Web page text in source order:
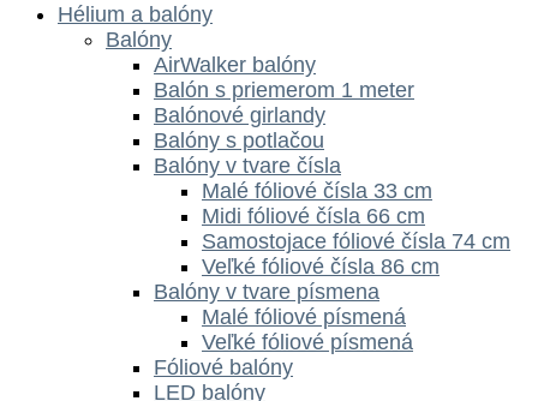
Hélium a balóny
Balóny
AirWalker balóny
Balón s priemerom 1 meter
Balónové girlandy
Balóny s potlačou
Balóny v tvare čísla
Malé fóliové čísla 33 cm
Midi fóliové čísla 66 cm
Samostojace fóliové čísla 74 cm
Veľké fóliové čísla 86 cm
Balóny v tvare písmena
Malé fóliové písmená
Veľké fóliové písmená
Fóliové balóny
LED balóny